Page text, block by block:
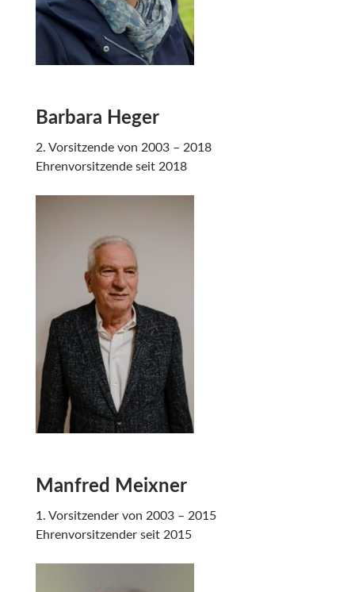
Barbara Heger
2. Vorsitzende von 2003 – 2018
Ehrenvorsitzende seit 2018
Manfred Meixner
1. Vorsitzender von 2003 – 2015
Ehrenvorsitzender seit 2015